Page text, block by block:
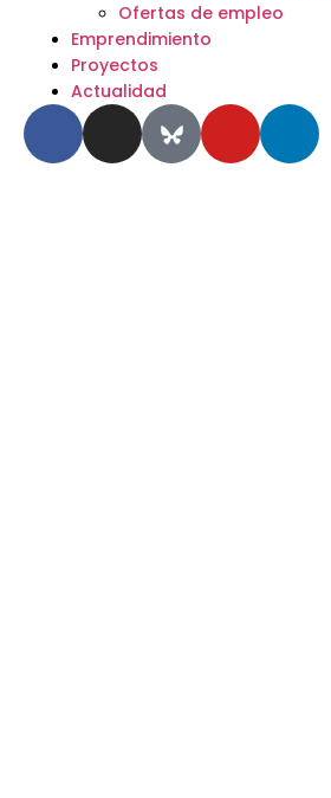
Ofertas de empleo
Emprendimiento
Proyectos
Actualidad